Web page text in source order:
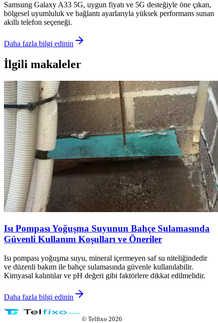
Samsung Galaxy A33 5G, uygun fiyatı ve 5G desteğiyle öne çıkan,
bölgesel uyumluluk ve bağlantı ayarlarıyla yüksek performans sunan
akıllı telefon seçeneği.
Daha fazla bilgi edinin
İlgili makaleler
Isı Pompası Yoğuşma Suyunun Bahçe Sulamasında
Güvenli Kullanım Koşulları ve Öneriler
Isı pompası yoğuşma suyu, mineral içermeyen saf su niteliğindedir
ve düzenli bakım ile bahçe sulamasında güvenle kullanılabilir.
Kimyasal kalıntılar ve pH değeri gibi faktörlere dikkat edilmelidir.
Daha fazla bilgi edinin
© Telfixo 2026